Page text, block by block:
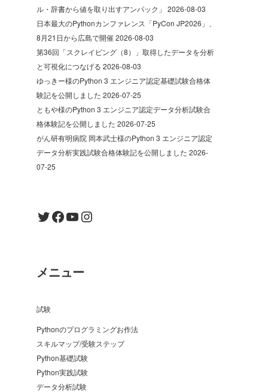
ル・辞書から値を取り出すアンパック」 2026-08-03
日本最大のPythonカンファレンス「PyCon JP2026」、
8月21日から広島で開催2026-08-03
第36回「スクレイピング（8）」取得したデータを分析
と可視化につなげる 2026-08-03
ゆっきー様のPython 3 エンジニア認定基礎試験合格体
験記を公開しました 2026-07-25
ともや様のPython 3 エンジニア認定データ分析試験合
格体験記を公開しました 2026-07-25
がん研有明病院 岡本武士様のPython 3 エンジニア認定
データ分析実践試験合格体験記を公開しました 2026-
07-25
Twitter
Facebook
YouTube
Instagram
メニュー
試験
Pythonのプログラミングお作法
スキルマップ/受験ステップ
Python基礎試験
Python実践試験
データ分析試験